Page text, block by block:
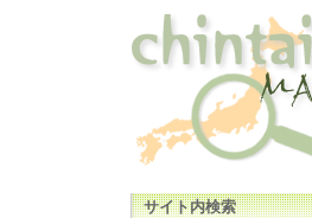
サイト内検索